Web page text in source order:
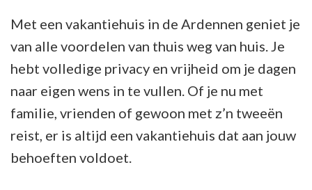
Met een vakantiehuis in de Ardennen geniet je
van alle voordelen van thuis weg van huis. Je
hebt volledige privacy en vrijheid om je dagen
naar eigen wens in te vullen. Of je nu met
familie, vrienden of gewoon met z’n tweeën
reist, er is altijd een vakantiehuis dat aan jouw
behoeften voldoet.